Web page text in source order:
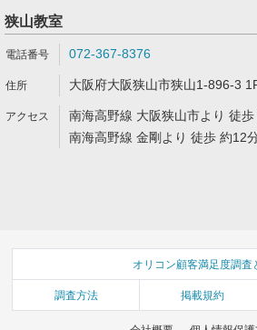
狭山教室
072-367-8376
大阪府大阪狭山市狭山1-896-3
南海高野線 大阪狭山市より 徒
南海高野線 金剛より 徒歩 約12
オリコン顧客満足度調査
調査方法 掲載規約